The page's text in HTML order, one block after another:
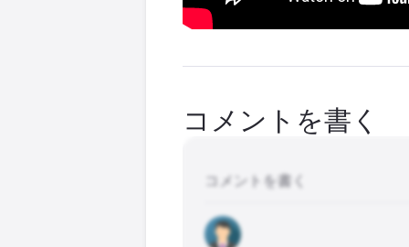
コメントを書く
コメントを書く